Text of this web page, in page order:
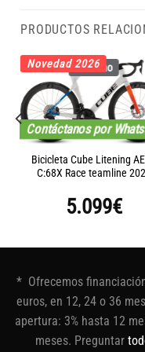
PRODUCTOS
Carbono
Contáctanos por
Novedad 2026
Bicicleta Cube Litening
C:68X Race teamline
5.099€
* Ofrecemos
euros, en 12, 24 o 36
apertura: 3% hasta 12
meses. Preguntar